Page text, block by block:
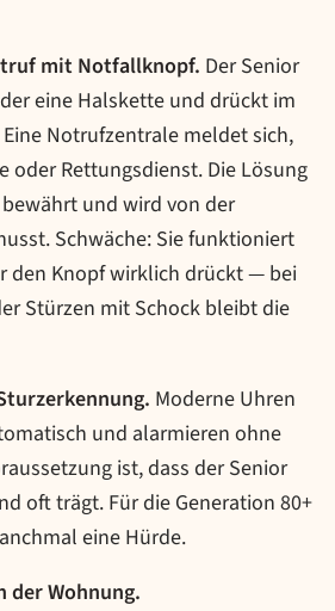
mit Notfallknopf. Der Senior
eine Halskette und drückt im
Notrufzentrale meldet sich,
oder Rettungsdienst. Die Lösung
und wird von der
Schwäche: Sie funktioniert
den Knopf wirklich drückt — bei
Stürzen mit Schock bleibt die
Moderne Uhren
und alarmieren ohne
ist, dass der Senior
oft trägt. Für die Generation 80+
eine Hürde.
der Wohnung.